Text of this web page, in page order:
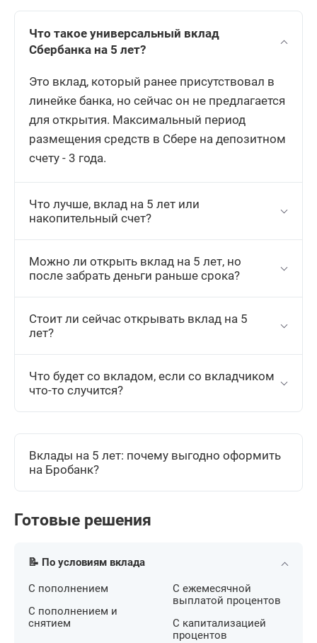
Что такое универсальный вклад
Сбербанка на 5 лет?
Это вклад, который ранее присутствовал в
линейке банка, но сейчас он не предлагается
для открытия. Максимальный период
размещения средств в Сбере на депозитном
счету - 3 года.
Что лучше, вклад на 5 лет или
накопительный счет?
Можно ли открыть вклад на 5 лет, но
после забрать деньги раньше срока?
Стоит ли сейчас открывать вклад на 5
лет?
Что будет со вкладом, если со вкладчиком
что-то случится?
Вклады на 5 лет: почему выгодно оформить
на Бробанк?
Готовые решения
📝 По условиям вклада
С пополнением
С пополнением и
снятием
С ежемесячной
выплатой процентов
С капитализацией
процентов